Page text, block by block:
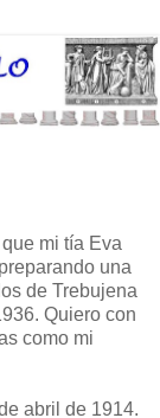
mi tía Eva
una
de Trebujena
Quiero con
como mi
abril de 1914.